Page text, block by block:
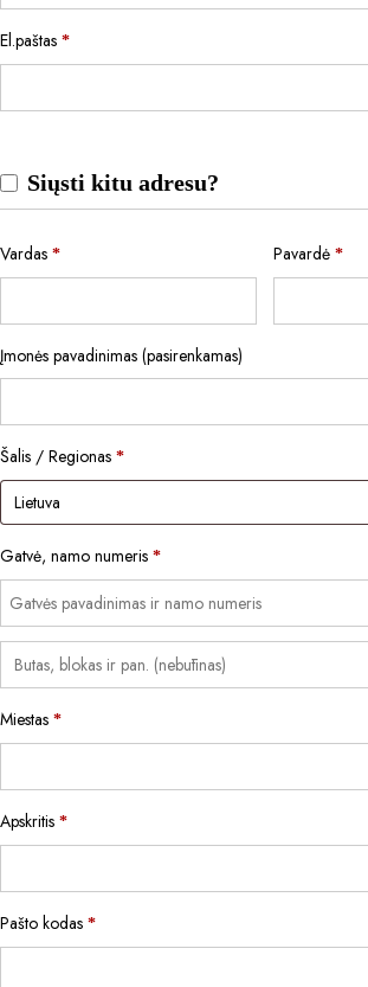
El.paštas *
Siųsti kitu adresu?
Vardas * Pavardė *
Įmonės pavadinimas (pasirenkamas)
Šalis / Regionas *
Gatvė, namo numeris *
Miestas *
Apskritis *
Pašto kodas *